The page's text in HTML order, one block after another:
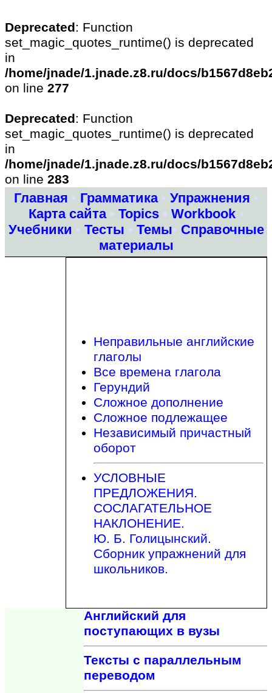
Deprecated: Function
set_magic_quotes_runtime() is deprecated
in
/home/jnade/1.jnade.z8.ru/docs/
on line 277
Deprecated: Function
set_magic_quotes_runtime() is deprecated
in
/home/jnade/1.jnade.z8.ru/docs/
on line 283
Главная • Грамматика• Упражнения •
Карта сайта• Topics• Workbook•
Учебники • Тесты • Темы• Справочные
материалы
Неправильные английские
глаголы
Все времена глагола
Герундий
Сложное дополнение
Сложное подлежащее
Независимый причастный
оборот
УСЛОВНЫЕ
ПРЕДЛОЖЕНИЯ.
СОСЛАГАТЕЛЬНОЕ
НАКЛОНЕНИЕ.
Ю. Б. Голицынский.
Сборник упражнений для
школьников.
Английский для
поступающих в вузы
Тексты с параллельным
переводом